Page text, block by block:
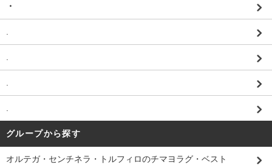
・
.
.
.
.
グループから探す
オルテガ・センチネラ・トルフィロのチマヨラグ・ベスト